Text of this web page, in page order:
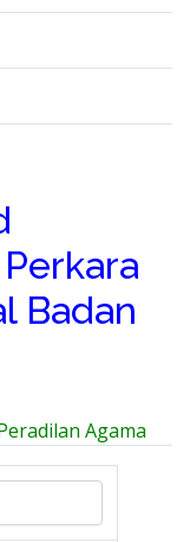
Badan
Agama